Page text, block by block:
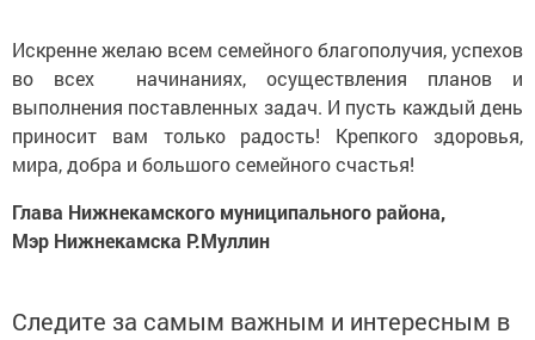
Искренне желаю всем семейного благополучия, успехов
во всех начинаниях, осуществления планов и
выполнения поставленных задач. И пусть каждый день
приносит вам только радость! Крепкого здоровья,
мира, добра и большого семейного счастья!
Глава Нижнекамского муниципального района,
Мэр Нижнекамска Р.Муллин
Следите за самым важным и интересным в